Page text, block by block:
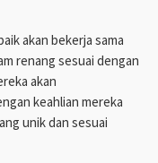
akan bekerja sama
renang sesuai dengan
akan
keahlian mereka
unik dan sesuai